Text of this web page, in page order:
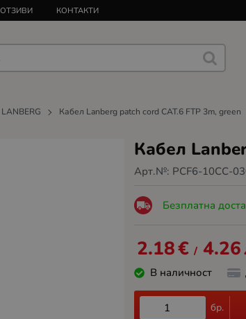
ОТЗИВИ КОНТАКТИ
LANBERG Кабел Lanberg patch cord CAT.6 FTP 3m, green
Кабел
Арт.№: PCF6-10CC-
Безплатна
2.18€ / 4.26
В наличност
бр.